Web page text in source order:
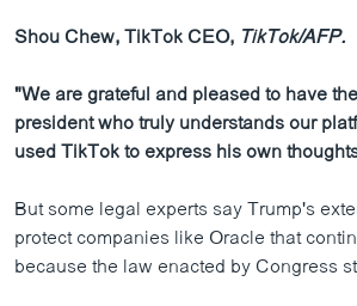
Shou Chew, TikTok CEO, TikTok/AFP.
"We are grateful and pleased to have
president who truly understands our
used TikTok to express his own
But some legal experts say Trump's
protect companies like Oracle that
because the law enacted by Congress